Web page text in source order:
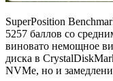
SuperPosition
5257 баллов со
виновато немощное
диска в
NVMe, но и